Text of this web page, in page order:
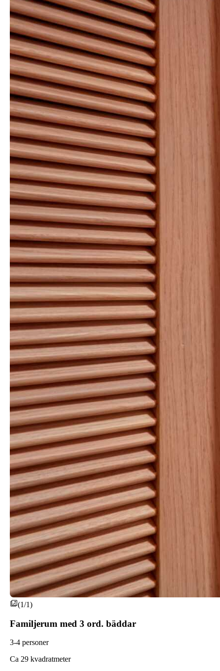
(1/1)
Familjerum med 3 ord. bäddar
3-4 personer
Ca 29 kvadratmeter